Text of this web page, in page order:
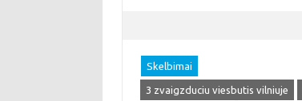
Skelbimai
3 zvaigzduciu viesbutis vilniuje